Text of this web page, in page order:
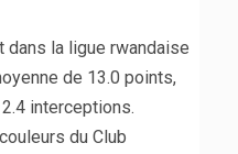
dans la ligue rwandaise
de 13.0 points,
interceptions.
du Club